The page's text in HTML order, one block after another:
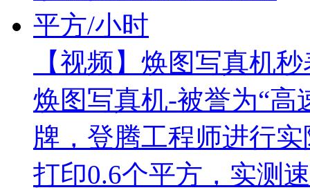
【视频】焕图写真机
焕图写真机-被誉为“高
牌，登腾工程师进行
打印0.6个平方，实测